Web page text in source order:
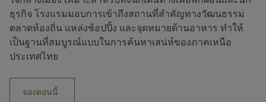
ธุรกิจ โรงแรมมอบการเข้าถึงสถานที่สำคัญทางวัฒนธรรม
ตลาดท้องถิ่น แหล่งช้อปปิ้ง และจุดหมายด้านอาหาร ทำให้
เป็นฐานที่สมบูรณ์แบบในการค้นหาเสน่ห์ของภาคเหนือ
ประเทศไทย
จองตอนนี้